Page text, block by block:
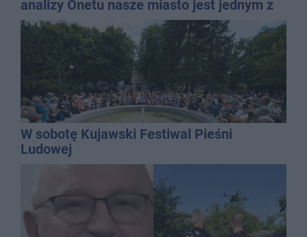
analizy Onetu nasze miasto jest jednym z
najbardziej narażonych na upały
W sobotę Kujawski Festiwal Pieśni
Ludowej